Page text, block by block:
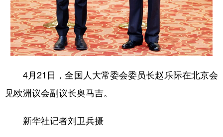
文化产业
地方频道
北京 天津 河北 山西
辽宁 吉林
浙江 安徽
4月21日，全国人大常委会委员长赵乐际在北京会
见欧洲议会副议长奥马吉。
新华社记者刘卫兵摄